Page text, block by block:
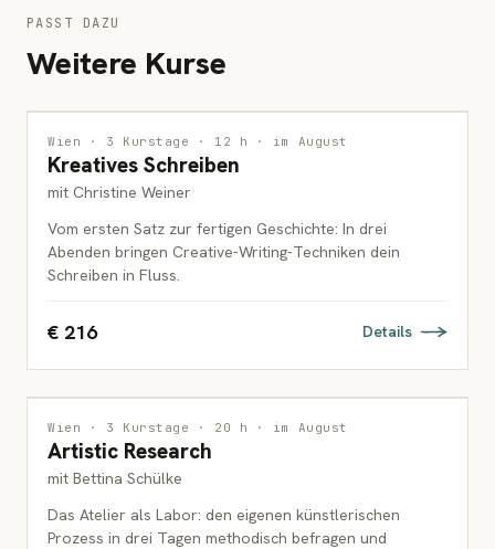
PASST DAZU
Weitere Kurse
INTERDISZIPLINÄR
ERWACHSENE
Wien · 3 Kurstage · 12 h · im August
Kreatives Schreiben
mit Christine Weiner
Vom ersten Satz zur fertigen Geschichte: In drei
Abenden bringen Creative-Writing-Techniken dein
Schreiben in Fluss.
€ 216 Details
INTERDISZIPLINÄR
ERWACHSENE
Wien · 3 Kurstage · 20 h · im August
Artistic Research
mit Bettina Schülke
Das Atelier als Labor: den eigenen künstlerischen
Prozess in drei Tagen methodisch befragen und